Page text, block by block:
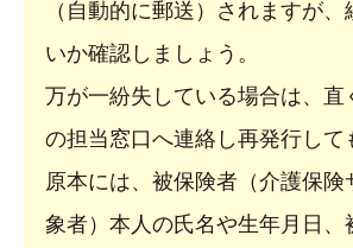
（自動的に郵送）されますが
いか確認しましょう。
万が一紛失している場合は、直
の担当窓口へ連絡し再発行して
原本には、被保険者（介護保
象者）本人の氏名や生年月日、